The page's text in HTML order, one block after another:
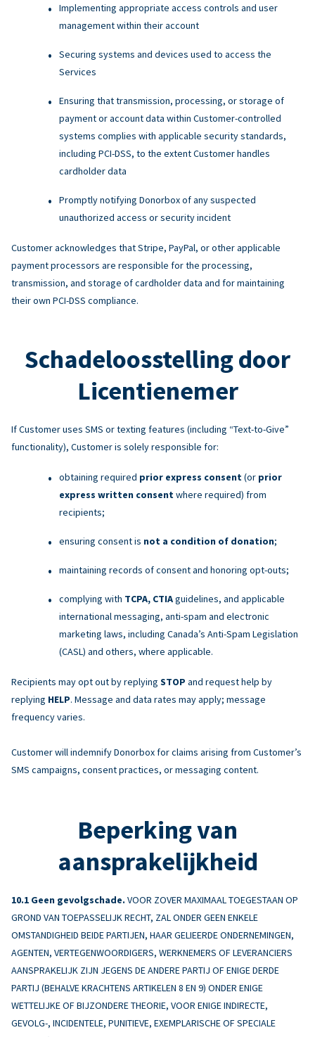
Implementing appropriate access controls and user
management within their account
Securing systems and devices used to access the
Services
Ensuring that transmission, processing, or storage of
payment or account data within Customer-controlled
systems complies with applicable security standards,
including PCI-DSS, to the extent Customer handles
cardholder data
Promptly notifying Donorbox of any suspected
unauthorized access or security incident
Customer acknowledges that Stripe, PayPal, or other applicable
payment processors are responsible for the processing,
transmission, and storage of cardholder data and for maintaining
their own PCI-DSS compliance.
Schadeloosstelling door
Licentienemer
If Customer uses SMS or texting features (including “Text-to-Give”
functionality), Customer is solely responsible for:
obtaining required prior express consent (or prior
express written consent where required) from
recipients;
ensuring consent is not a condition of donation;
maintaining records of consent and honoring opt-outs;
complying with TCPA, CTIAguidelines, and applicable
international messaging, anti-spam and electronic
marketing laws, including Canada’s Anti-Spam Legislation
(CASL) and others, where applicable.
Recipients may opt out by replying STOP and request help by
replying HELP. Message and data rates may apply; message
frequency varies.
Customer will indemnify Donorbox for claims arising from Customer’s
SMS campaigns, consent practices, or messaging content.
Beperking van
aansprakelijkheid
Geen gevolgschade. VOOR ZOVER MAXIMAAL TOEGESTAAN OP
GROND VAN TOEPASSELIJK RECHT, ZAL ONDER GEEN ENKELE
OMSTANDIGHEID BEIDE PARTIJEN, HAAR GELIEERDE ONDERNEMINGEN,
AGENTEN, VERTEGENWOORDIGERS, WERKNEMERS OF LEVERANCIERS
AANSPRAKELIJK ZIJN JEGENS DE ANDERE PARTIJ OF ENIGE DERDE
PARTIJ (BEHALVE KRACHTENS ARTIKELEN 8 EN 9) ONDER ENIGE
WETTELIJKE OF BIJZONDERE THEORIE, VOOR ENIGE INDIRECTE,
GEVOLG-, INCIDENTELE, PUNITIEVE, EXEMPLARISCHE OF SPECIALE